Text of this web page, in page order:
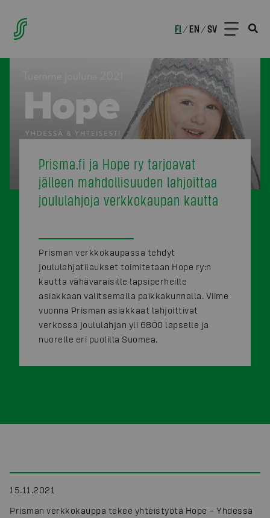
FI /EN /SV
Prisma.fi ja Hope ry tarjoavat
jälleen mahdollisuuden lahjoittaa
joululahjoja verkkokaupan kautta
Prisman verkkokaupassa tehdyt
joululahjatilaukset toimitetaan Hope ry:n
kautta vähävaraisille lapsiperheille
asiakkaan valitsemalla paikkakunnalla. Viime
vuonna Prisman asiakkaat lahjoittivat
verkossa joululahjan yli 6800 lapselle ja
nuorelle eri puolilla Suomea.
15.11.2021
Prisman verkkokauppa tekee yhteistyötä Hope – Yhdessä